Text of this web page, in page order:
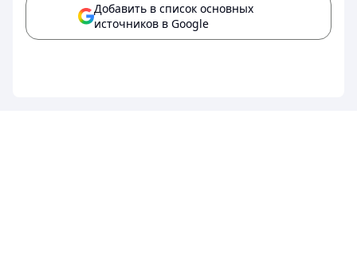
Добавить в список основных
источников в Google